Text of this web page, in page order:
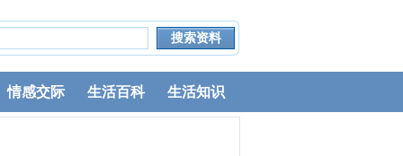
情感交际 生活百科 生活知识